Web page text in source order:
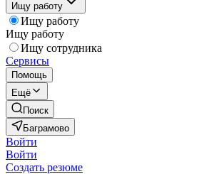
Ищу работу
Ищу работу
Ищу работу
Ищу сотрудника
Сервисы
Помощь
Ещё
Поиск
Баграмово
Войти
Войти
Создать резюме